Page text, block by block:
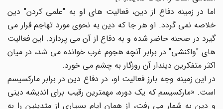
اما در زمینه دفاع از دین، فعالیت های او به "علمی کردن" دین
خلاصه نمی گردد. او هر جا که دین به نحوی مورد تهاجم قرار می
گیرد در صحنه حاضر شده و به دفاع از آن می پردازد. این فعالیت
های "واکنشی" در برابر آنچه هجوم غرب خوانده می شد، در میان
اکثر متفکرین دیندار آن روزگار به چشم می خورد.
در این زمینه وجه بارز فعالیت او، در دفاع دین در برابر مارکسیسم
است. «مارکسیسم که یک دوره، مهمترین رقیب برای اندیشه دینی
و دین به شمار می رفت، از همان ایام بسیاری از متدینین را به